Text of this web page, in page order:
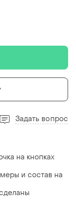
Задать вопрос
на кнопках
и состав на